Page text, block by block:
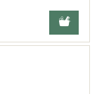
Ajouter